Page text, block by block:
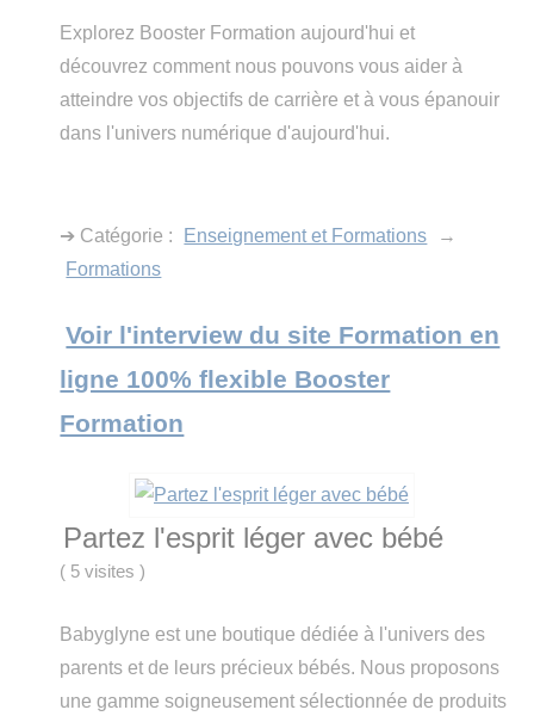
Explorez Booster Formation aujourd'hui et
découvrez comment nous pouvons vous aider à
atteindre vos objectifs de carrière et à vous épanouir
dans l'univers numérique d'aujourd'hui.
➔ Catégorie : Enseignement et Formations
→
Formations
Voir l'interview du site Formation en
ligne 100% flexible Booster
Formation
Partez l'esprit léger avec bébé
( 5 visites)
Babyglyne est une boutique dédiée à l'univers des
parents et de leurs précieux bébés. Nous proposons
une gamme soigneusement sélectionnée de produits